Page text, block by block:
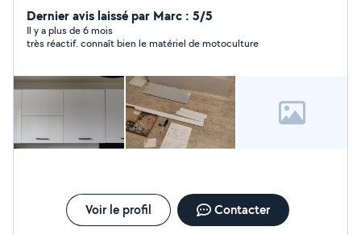
haie -mains d'oeuvre pour déménagement, sciage de
bois, béton.... A bientôt !
Dernier avis laissé par Marc : 5/5
Il y a plus de 6 mois
très réactif. connaît bien le matériel de motoculture
Voir le profil Contacter